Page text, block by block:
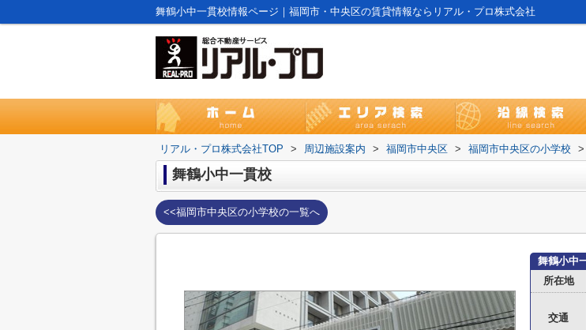
舞鶴小中一貫校情報ページ｜福岡市・中央区の賃貸情報ならリアル・プロ株式会社
リアル・プロ株式会社TOP > 周辺施設案内 > 福岡市中央区 > 福岡市中央区の小学校 >
舞鶴小中一貫校
<<福岡市中央区の小学校の一覧へ
舞鶴小中
所在地
交通